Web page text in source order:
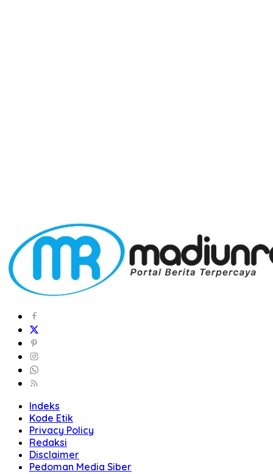
Indeks
Kode Etik
Privacy Policy
Redaksi
Disclaimer
Pedoman Media Siber